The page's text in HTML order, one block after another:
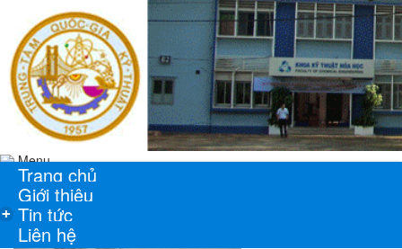
Menu
Trang chủ
Giới thiệu
+ Tin tức
Liên hệ